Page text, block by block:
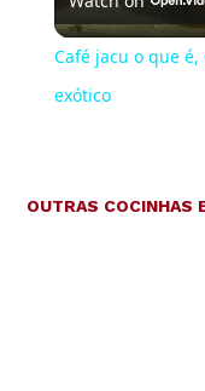
Café jacu o que
exótico
OUTRAS COCINHAS